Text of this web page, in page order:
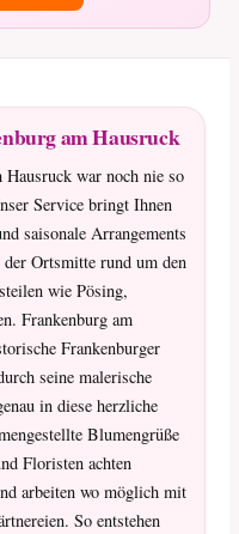
am Hausruck
war noch nie so
Service bringt Ihnen
saisonale Arrangements
Ortsmitte rund um den
wie Pösing,
Frankenburg am
Frankenburger
seine malerische
in diese herzliche
Blumengrüße
Floristen achten
arbeiten wo möglich mit
So entstehen